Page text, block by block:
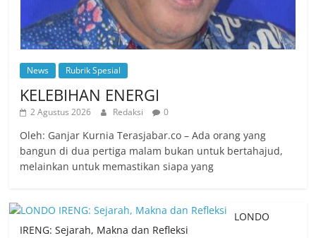
News Rubrik Spesial
KELEBIHAN ENERGI
2 Agustus 2026 Redaksi 0
Oleh: Ganjar Kurnia Terasjabar.co – Ada orang yang
bangun di dua pertiga malam bukan untuk bertahajud,
melainkan untuk memastikan siapa yang
LONDO
IRENG: Sejarah, Makna dan Refleksi